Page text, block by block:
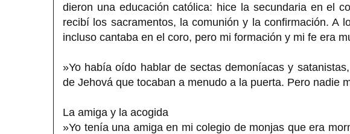
dieron una educación católica: hice la secundaria en el
recibí los sacramentos, la comunión y la confirmación. A
incluso cantaba en el coro, pero mi formación y mi fe era
»Yo había oído hablar de sectas demoníacas y
de Jehová que tocaban a menudo a la puerta. Pero nadie
La amiga y la acogida
»Yo tenía una amiga en mi colegio de monjas que era